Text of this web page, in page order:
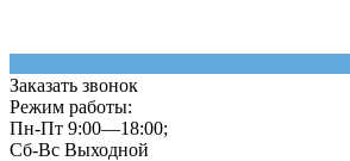
Заказать звонок
Режим работы:
Пн-Пт 9:00—18:00;
Сб-Вс Выходной